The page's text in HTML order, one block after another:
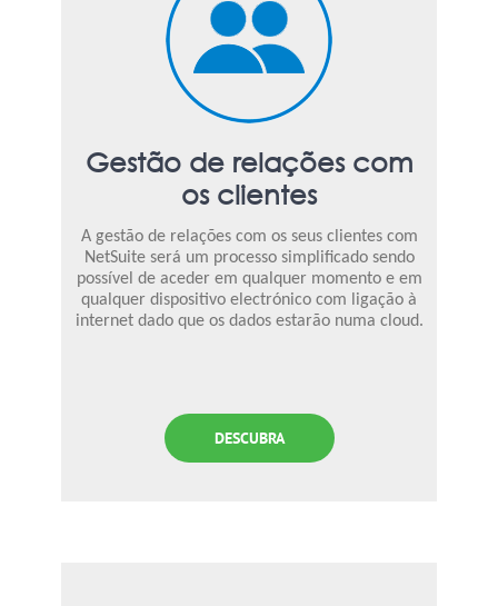
Gestão de relações com
os clientes
A gestão de relações com os seus clientes com
NetSuite será um processo simplificado sendo
possível de aceder em qualquer momento e em
qualquer dispositivo electrónico com ligação à
internet dado que os dados estarão numa cloud.
DESCUBRA